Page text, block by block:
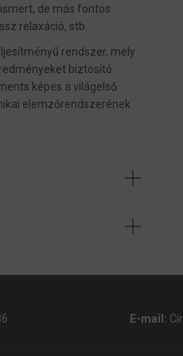
de más fontos
relaxáció, stb.
rendszer, mely
biztosító
képes a világelső
elemzőrendszerének
E-mail: